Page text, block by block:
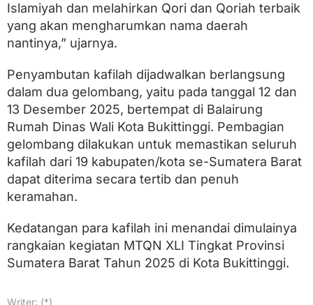
k
i
t
n
g
i
Islamiyah dan melahirkan Qori dan Qoriah terbaik
yang akan mengharumkan nama daerah
nantinya,” ujarnya.
Penyambutan kafilah dijadwalkan berlangsung
dalam dua gelombang, yaitu pada tanggal 12 dan
13 Desember 2025, bertempat di Balairung
Rumah Dinas Wali Kota Bukittinggi. Pembagian
gelombang dilakukan untuk memastikan seluruh
kafilah dari 19 kabupaten/kota se-Sumatera Barat
dapat diterima secara tertib dan penuh
keramahan.
Kedatangan para kafilah ini menandai dimulainya
rangkaian kegiatan MTQN XLI Tingkat Provinsi
Sumatera Barat Tahun 2025 di Kota Bukittinggi.
Writer: (*)